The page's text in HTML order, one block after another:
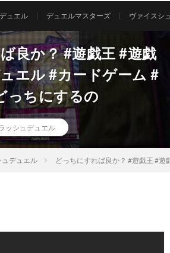
ュエル デュエルマスターズ ヴァイスシ
良か？ #遊戯王 #遊戯
エル #カードゲーム #
っちにするの
ッシュデュエル
デュエル どっちにすれば良か？ #遊戯王 #